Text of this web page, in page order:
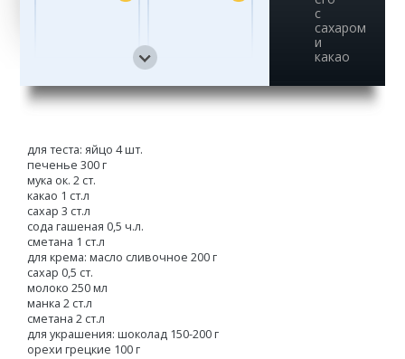
17
19
с
сахаром
и
какао
для теста: яйцо 4 шт.
печенье 300 г
мука ок. 2 ст.
какао 1 ст.л
сахар 3 ст.л
сода гашеная 0,5 ч.л.
сметана 1 ст.л
для крема: масло сливочное 200 г
сахар 0,5 ст.
молоко 250 мл
манка 2 ст.л
сметана 2 ст.л
для украшения: шоколад 150-200 г
орехи грецкие 100 г